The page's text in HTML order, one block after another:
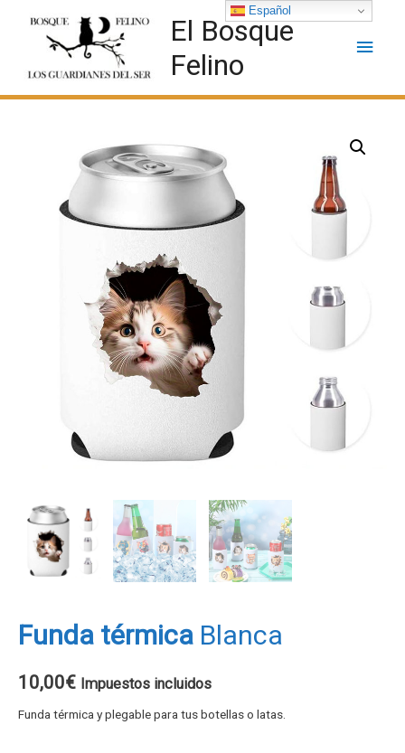
El Bosque
Felino
Funda térmica Blanca
10,00€ Impuestos incluidos
Funda térmica y plegable para tus botellas o latas.
Español